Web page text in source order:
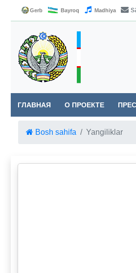
Gerb Bayroq Madhiya
ГЛАВНАЯ О ПРОЕКТЕ
Bosh sahifa Yangiliklar